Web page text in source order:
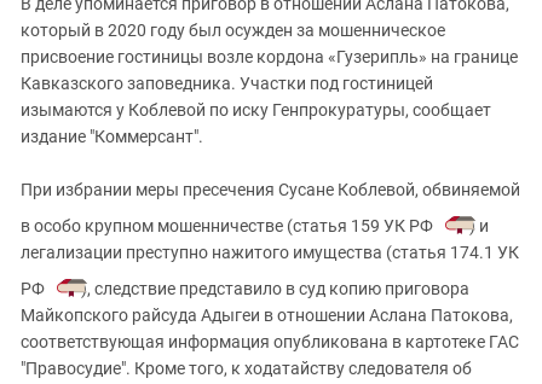
который в 2020 году был осужден за мошенническое
присвоение гостиницы возле кордона «Гузерипль» на границе
Кавказского заповедника. Участки под гостиницей
изымаются у Коблевой по иску Генпрокуратуры, сообщает
издание "Коммерсант".
При избрании меры пресечения Сусане Коблевой, обвиняемой
в особо крупном мошенничестве (статья 159 УК РФ
) и
легализации преступно нажитого имущества (статья 174.1 УК
РФ
), следствие представило в суд копию приговора
Майкопского райсуда Адыгеи в отношении Аслана Патокова,
соответствующая информация опубликована в картотеке ГАС
"Правосудие". Кроме того, к ходатайству следователя об